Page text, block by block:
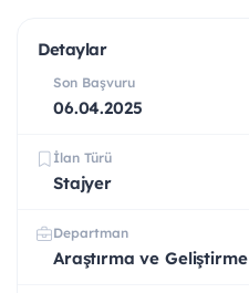
Detaylar
Son Başvuru
06.04.2025
İlan Türü
Stajyer
Departman
Araştırma ve Geliştirme